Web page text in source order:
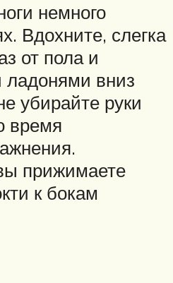
немного
Вдохните, слегка
от пола и
ладонями вниз
убирайте руки
время
прижимаете
к бокам